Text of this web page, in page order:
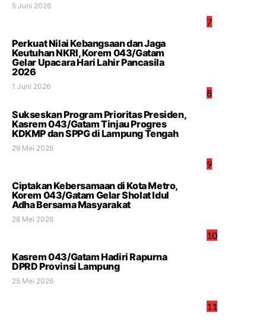
7
5 Juni 2026
8
Perkuat Nilai Kebangsaan dan Jaga
Keutuhan NKRI, Korem 043/Gatam
Gelar Upacara Hari Lahir Pancasila
2026
1 Juni 2026
9
Sukseskan Program Prioritas Presiden,
Kasrem 043/Gatam Tinjau Progres
KDKMP dan SPPG di Lampung Tengah
29 Mei 2026
10
Ciptakan Kebersamaan di Kota Metro,
Korem 043/Gatam Gelar Sholat Idul
Adha Bersama Masyarakat
28 Mei 2026
11
Kasrem 043/Gatam Hadiri Rapurna
DPRD Provinsi Lampung
25 Mei 2026